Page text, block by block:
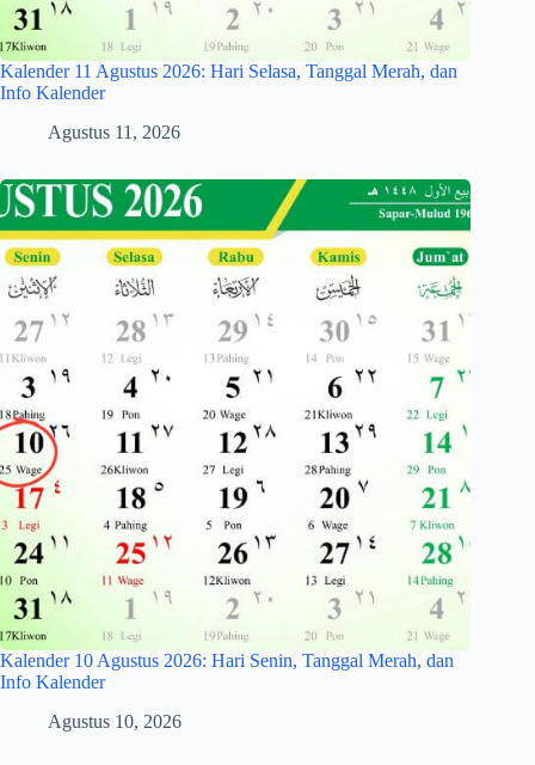
Kalender 11 Agustus 2026: Hari Selasa, Tanggal Merah, dan
Info Kalender
Agustus 11, 2026
Kalender 10 Agustus 2026: Hari Senin, Tanggal Merah, dan
Info Kalender
Agustus 10, 2026